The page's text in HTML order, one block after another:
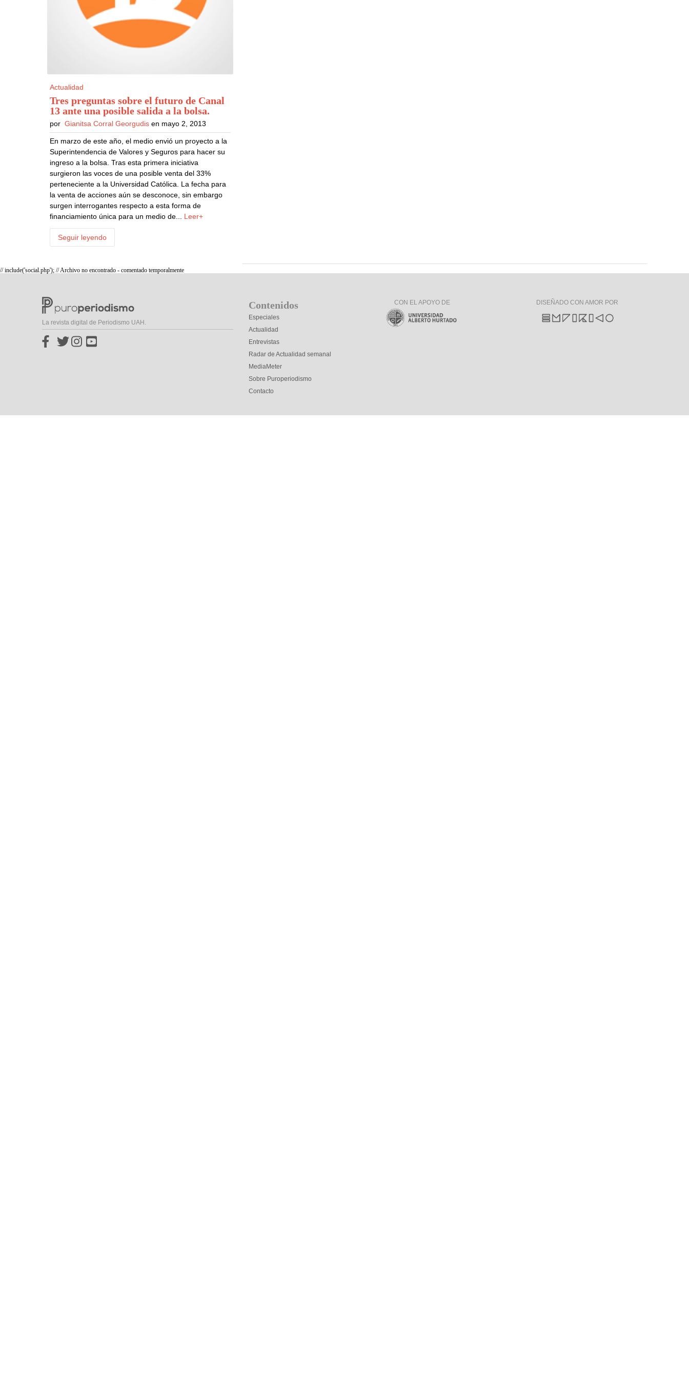
Actualidad
Tres preguntas sobre el futuro de Canal
13 ante una posible salida a la bolsa.
porGianitsa Corral Georgudis en mayo 2, 2013
En marzo de este año, el medio envió un proyecto a la
Superintendencia de Valores y Seguros para hacer su
ingreso a la bolsa. Tras esta primera iniciativa
surgieron las voces de una posible venta del 33%
perteneciente a la Universidad Católica. La fecha para
la venta de acciones aún se desconoce, sin embargo
surgen interrogantes respecto a esta forma de
financiamiento única para un medio de... Leer+
Seguir leyendo
// include('social.php'); // Archivo no encontrado - comentado temporalmente
La revista digital de Periodismo UAH.
Contenidos
Especiales
Actualidad
Entrevistas
Radar de Actualidad semanal
MediaMeter
Sobre Puroperiodismo
Contacto
CON EL APOYO DE DISEÑADO CON AMOR POR